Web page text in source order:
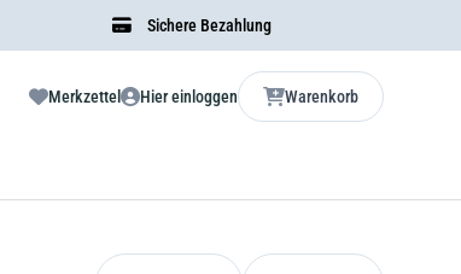
Sichere Bezahlung
Merkzettel Hier einloggen Warenkorb